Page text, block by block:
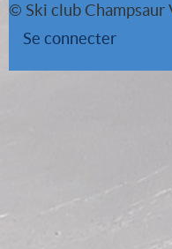
© Ski club
Se connecter